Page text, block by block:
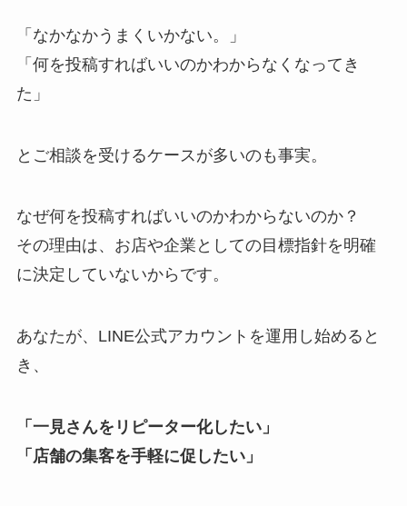
「なかなかうまくいかない。」
「何を投稿すればいいのかわからなくなってき
た」
とご相談を受けるケースが多いのも事実。
なぜ何を投稿すればいいのかわからないのか？
その理由は、お店や企業としての目標指針を明確
に決定していないからです。
あなたが、LINE公式アカウントを運用し始めると
き、
「一見さんをリピーター化したい」
「店舗の集客を手軽に促したい」